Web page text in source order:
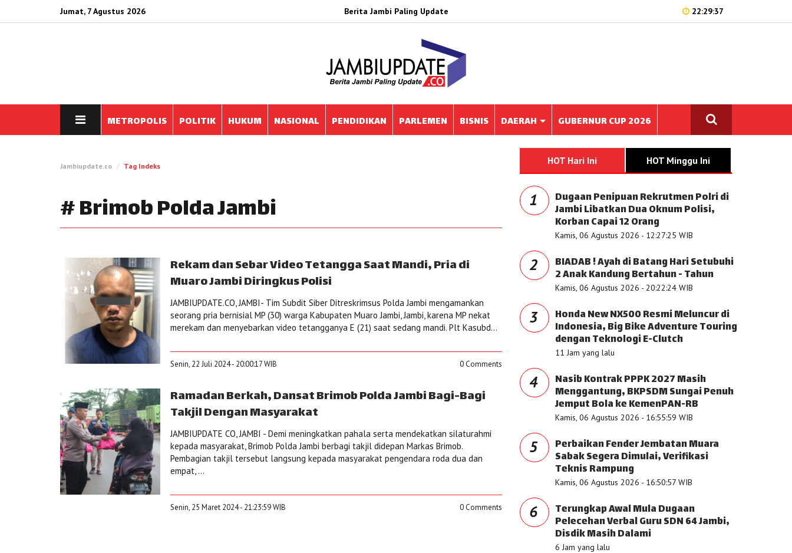
Jumat, 7 Agustus 2026 Berita Jambi Paling Update 22:29:37
METROPOLIS POLITIK HUKUM NASIONAL PENDIDIKAN PARLEMEN BISNIS DAERAH GUBERNUR CUP 2026
Jambiupdate.co Tag Indeks
# Brimob Polda Jambi
Rekam dan Sebar Video Tetangga Saat Mandi, Pria di
Muaro Jambi Diringkus Polisi
JAMBIUPDATE.CO, JAMBI- Tim Subdit Siber Ditreskrimsus Polda Jambi mengamankan
seorang pria bernisial MP (30) warga Kabupaten Muaro Jambi, Jambi, karena MP nekat
merekam dan menyebarkan video tetangganya E (21) saat sedang mandi. Plt Kasubd...
Senin, 22 Juli 2024 - 20:00:17 WIB 0 Comments
Ramadan Berkah, Dansat Brimob Polda Jambi Bagi-Bagi
Takjil Dengan Masyarakat
JAMBIUPDATE CO, JAMBI - Demi meningkatkan pahala serta mendekatkan silaturahmi
kepada masyarakat, Brimob Polda Jambi berbagi takjil didepan Markas Brimob.
Pembagian takjil tersebut langsung kepada masyarakat pengendara roda dua dan
empat, ...
Senin, 25 Maret 2024 - 21:23:59 WIB 0 Comments
HOT Hari Ini HOT Minggu Ini
1 Dugaan Penipuan Rekrutmen Polri di
Jambi Libatkan Dua Oknum Polisi,
Korban Capai 12 Orang
Kamis, 06 Agustus 2026 - 12:27:25 WIB
2 BIADAB ! Ayah di Batang Hari Setubuhi
2 Anak Kandung Bertahun - Tahun
Kamis, 06 Agustus 2026 - 20:22:24 WIB
3 Honda New NX500 Resmi Meluncur di
Indonesia, Big Bike Adventure Touring
dengan Teknologi E-Clutch
11 Jam yang lalu
4 Nasib Kontrak PPPK 2027 Masih
Menggantung, BKPSDM Sungai Penuh
Jemput Bola ke KemenPAN-RB
Kamis, 06 Agustus 2026 - 16:55:59 WIB
5 Perbaikan Fender Jembatan Muara
Sabak Segera Dimulai, Verifikasi
Teknis Rampung
Kamis, 06 Agustus 2026 - 16:50:57 WIB
6 Terungkap Awal Mula Dugaan
Pelecehan Verbal Guru SDN 64 Jambi,
Disdik Masih Dalami
6 Jam yang lalu